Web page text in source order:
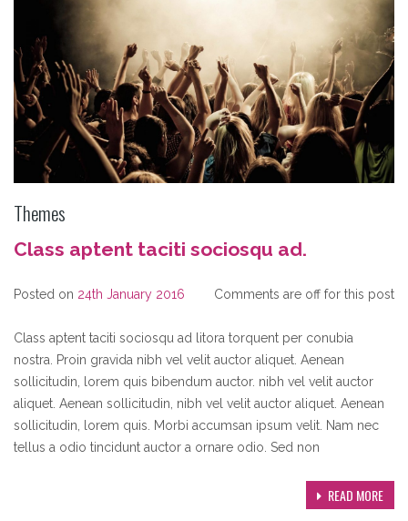
Themes
Class aptent taciti sociosqu ad.
Posted on 24th January 2016 Comments are off for this post
Class aptent taciti sociosqu ad litora torquent per conubia
nostra. Proin gravida nibh vel velit auctor aliquet. Aenean
sollicitudin, lorem quis bibendum auctor. nibh vel velit auctor
aliquet. Aenean sollicitudin, nibh vel velit auctor aliquet. Aenean
sollicitudin, lorem quis. Morbi accumsan ipsum velit. Nam nec
tellus a odio tincidunt auctor a ornare odio. Sed non
READ MORE